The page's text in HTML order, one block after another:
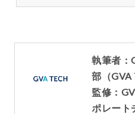
執筆者：
部（GVA
監修：
ポレート